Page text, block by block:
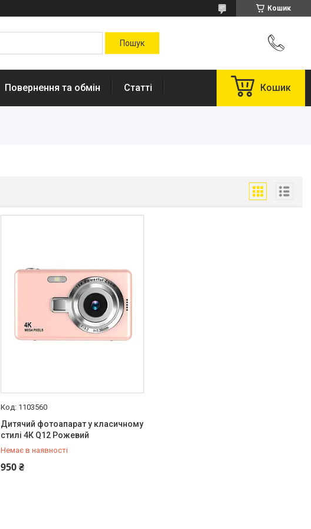
Кошик
Повернення та обмін Статті Кошик
1103560
Дитячий фотоапарат у класичному
стилі 4К Q12 Рожевий
Немає в наявності
950 ₴
+380 (99) 251-91-55